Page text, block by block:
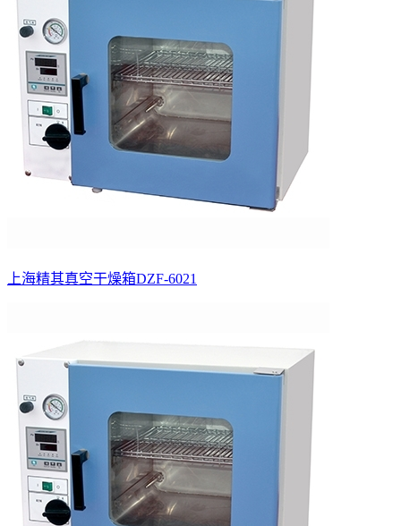
上海精其真空干燥箱DZF-6021